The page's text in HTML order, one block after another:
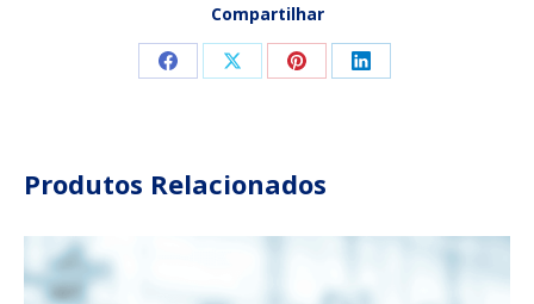
Compartilhar
CompartilharCompartilharCompartilharCompartilhar
Produtos Relacionados